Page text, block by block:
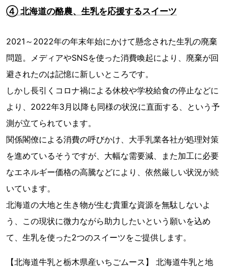
④ 北海道の酪農、生乳を応援するスイーツ
2021～2022年の年末年始にかけて懸念された生乳の廃棄
問題。メディアやSNSを使った消費喚起により、廃棄が回
避されたのは記憶に新しいところです。
しかし長引くコロナ禍による休校や学校給食の停止などに
より、2022年3月以降も同様の状況に直面する、という予
測が立てられています。
関係閣僚による消費の呼びかけ、大手乳業各社が処理対策
を進めているそうですが、大幅な需要減、また加工に必要
なエネルギー価格の高騰などにより、依然厳しい状況が続
いています。
北海道の大地と生き物が生む貴重な資源を無駄しないよ
う、この現状に微力ながら助力したいという願いを込め
て、生乳を使った2つのスイーツをご提供します。
【北海道牛乳と栃木県産いちごムース】 北海道牛乳と地